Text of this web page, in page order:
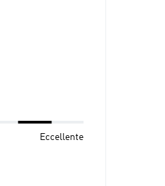
Eccellente